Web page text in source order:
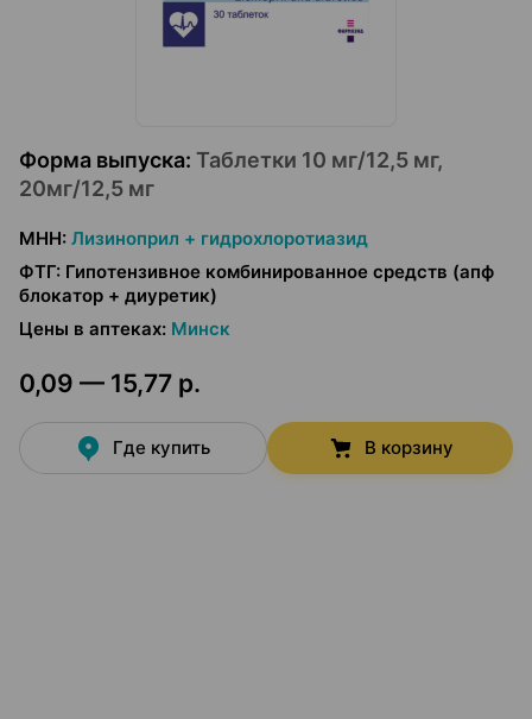
Форма выпуска: Таблетки 10 мг/12,5 мг,
20мг/12,5 мг
МНН: Лизиноприл + гидрохлоротиазид
ФТГ: Гипотензивное комбинированное средств (апф
блокатор + диуретик)
Цены в аптеках: Минск
0,09 — 15,77 р.
Где купить В корзину